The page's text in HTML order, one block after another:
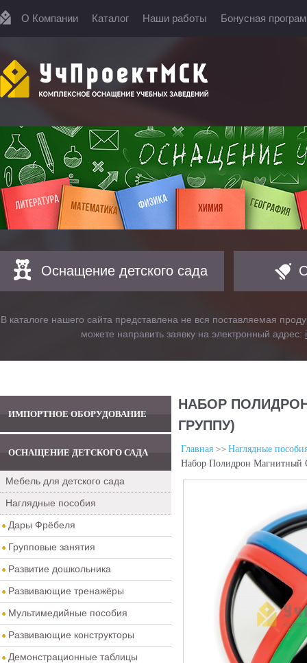
О Компании Каталог Наши работы Бонусная
Оснащение детского сада
В каталоге нашего сайта представлена не вся поставляемая
можете направить заявку на электронный адрес:
ИМПОРТНОЕ ОБОРУДОВАНИЕ
ОСНАЩЕНИЕ ДЕТСКОГО САДА
Мебель для детского сада
Наглядные пособия
Дары Фрёбеля
Групповые занятия
Развитие дошкольника
Развивающие тренажёры
Мультимедийные пособия
Развивающие конструкторы
Демонстрационные таблицы
НАБОР
ГРУППУ)
Главная
Наглядные
Набор Полидрон Магнитный